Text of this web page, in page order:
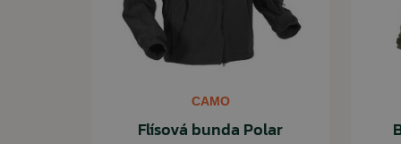
CAMO
Flísová bunda Polar